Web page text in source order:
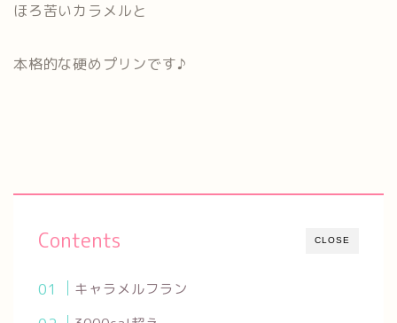
ほろ苦いカラメルと
本格的な硬めプリンです♪
CLOSE
Contents
キャラメルフラン